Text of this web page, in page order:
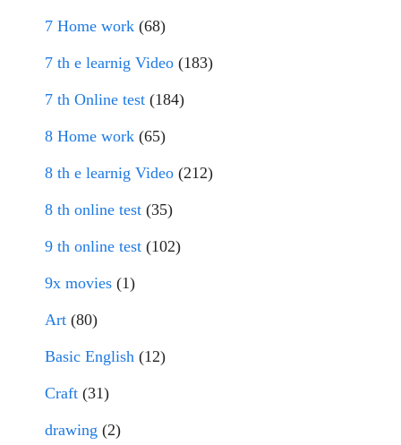
7 Home work (68)
7 th e learnig Video (183)
7 th Online test (184)
8 Home work (65)
8 th e learnig Video (212)
8 th online test (35)
9 th online test (102)
9x movies (1)
Art (80)
Basic English (12)
Craft (31)
drawing (2)